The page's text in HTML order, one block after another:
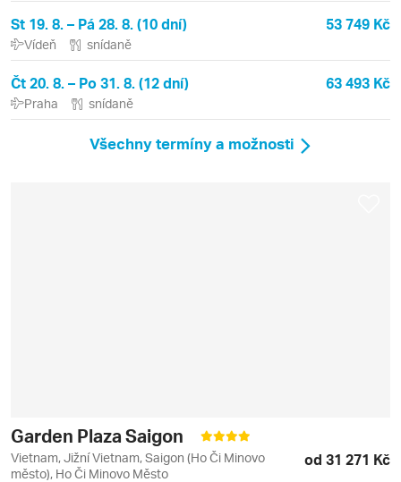
St 19. 8. – Pá 28. 8. (10 dní) 53 749 Kč
Vídeň snídaně
Čt 20. 8. – Po 31. 8. (12 dní) 63 493 Kč
Praha snídaně
Všechny termíny a možnosti
Garden Plaza Saigon
Vietnam, Jižní Vietnam, Saigon (Ho Či Minovo
město), Ho Či Minovo Město
od 31 271 Kč